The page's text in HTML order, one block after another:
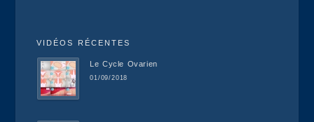
VIDÉOS RÉCENTES
Le Cycle Ovarien
01/09/2018